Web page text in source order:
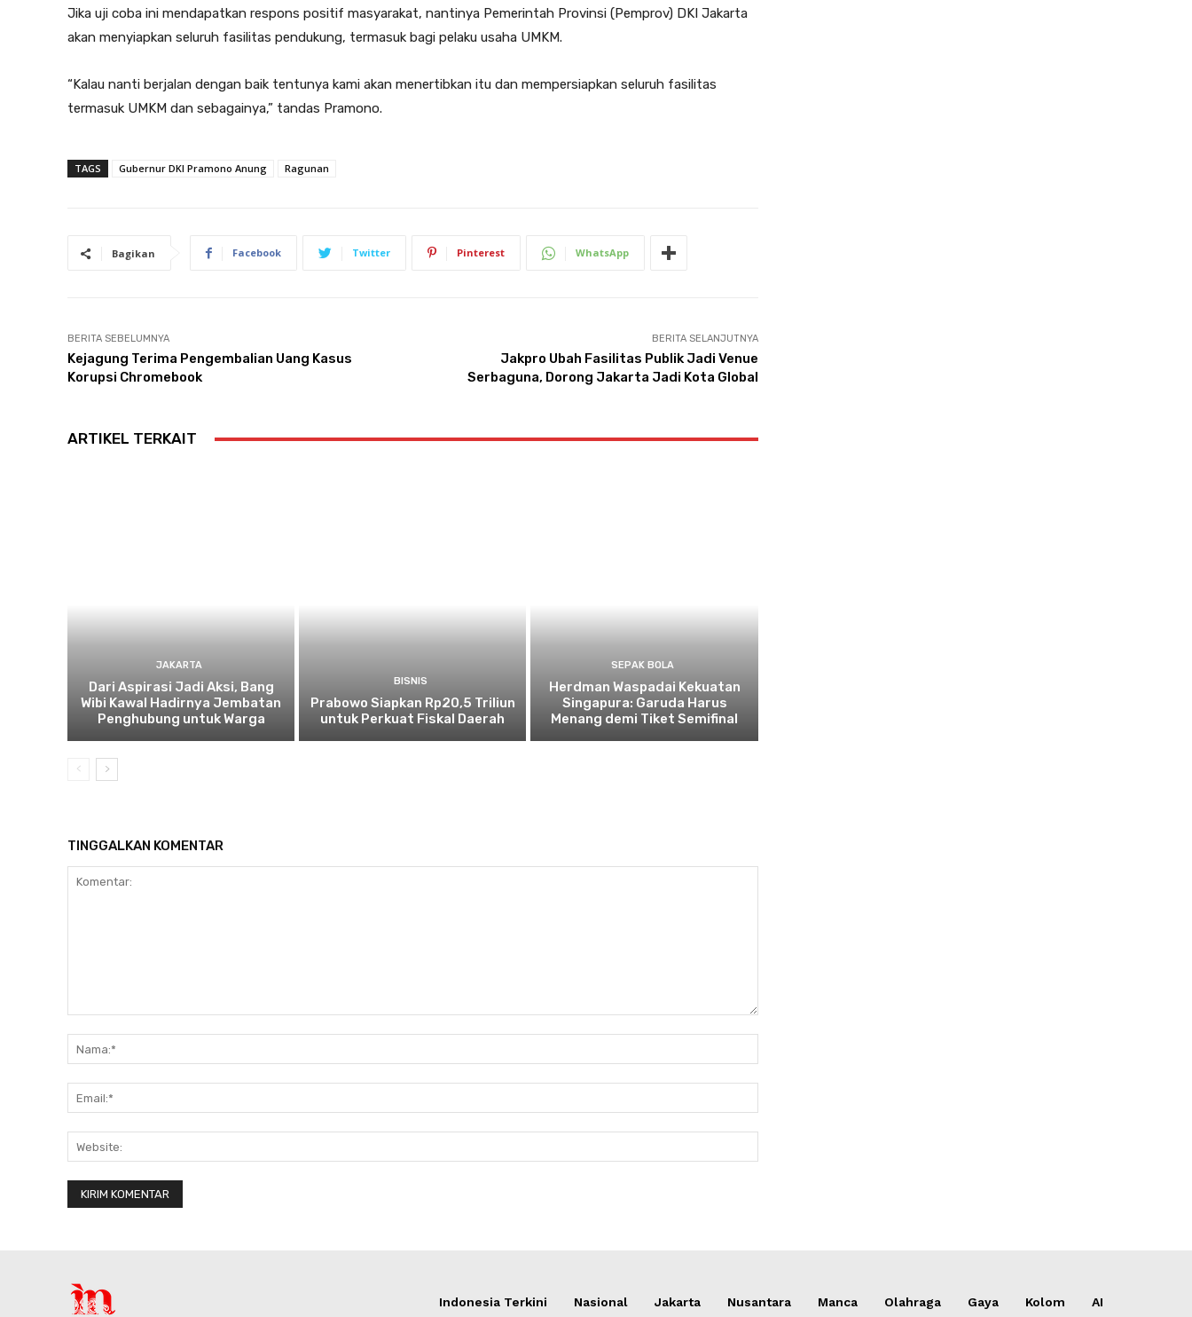
Jika uji coba ini mendapatkan respons positif masyarakat, nantinya Pemerintah Provinsi (Pemprov) DKI Jakarta
akan menyiapkan seluruh fasilitas pendukung, termasuk bagi pelaku usaha UMKM.
“Kalau nanti berjalan dengan baik tentunya kami akan menertibkan itu dan mempersiapkan seluruh fasilitas
termasuk UMKM dan sebagainya,” tandas Pramono.
TAGS Gubernur DKI Pramono Anung Ragunan
Bagikan Facebook Twitter Pinterest WhatsApp
BERITA SEBELUMNYA
Kejagung Terima Pengembalian Uang Kasus
Korupsi Chromebook
BERITA SELANJUTNYA
Jakpro Ubah Fasilitas Publik Jadi Venue
Serbaguna, Dorong Jakarta Jadi Kota Global
ARTIKEL TERKAIT
JAKARTA
Dari Aspirasi Jadi Aksi, Bang
Wibi Kawal Hadirnya Jembatan
Penghubung untuk Warga
BISNIS
Prabowo Siapkan Rp20,5 Triliun
untuk Perkuat Fiskal Daerah
SEPAK BOLA
Herdman Waspadai Kekuatan
Singapura: Garuda Harus
Menang demi Tiket Semifinal
TINGGALKAN KOMENTAR
Indonesia Terkini Nasional Jakarta Nusantara Manca Olahraga Gaya Kolom AI